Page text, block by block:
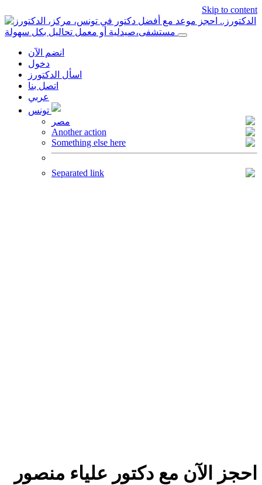
Skip to content
الدكتورز.. احجز موعد مع أفضل دكتور في تونس، مركز،
مستشفى،صيدلية أو معمل تحاليل بكل سهولة
انضم الآن
دخول
اسأل الدكتورز
اتصل بنا
عربي
مصر
Another action
Something else here
Separated link
احجز الآن مع دكتور علياء منصور